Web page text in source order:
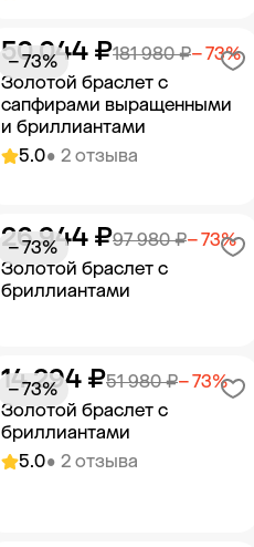
Добавить в корзину
5.0• 2 отзыва
Золотой браслет с
сапфирами выращенными
и бриллиантами
181 980 ₽− 73%
50 044 ₽
− 73%
Добавить в корзину
Золотой браслет с
бриллиантами
97 980 ₽− 73%
26 944 ₽
− 73%
Добавить в корзину
5.0• 2 отзыва
Золотой браслет с
бриллиантами
51 980 ₽− 73%
14 294 ₽
− 73%